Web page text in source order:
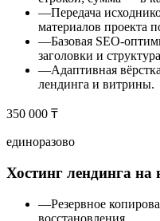
—Передача
материалов проекта
—Базовая SEO-
заголовки и
—Адаптивная
лендинга и витрины.
350 000 ₸
единоразово
Хостинг лендинга на
—Резервное
восстановления.